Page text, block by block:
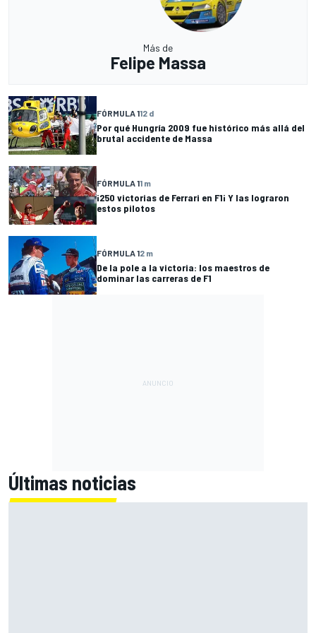
Más de
Felipe Massa
FÓRMULA 112 d
Por qué Hungría 2009 fue histórico más allá del
brutal accidente de Massa
FÓRMULA 11 m
¡250 victorias de Ferrari en F1¡ Y las lograron
estos pilotos
FÓRMULA 12 m
De la pole a la victoria: los maestros de
dominar las carreras de F1
Últimas noticias